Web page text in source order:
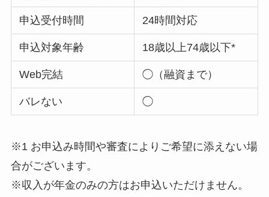
申込受付時間 24時間対応
申込対象年齢 18歳以上74歳以下*
Web完結 ◯（融資まで）
バレない ◯
※1 お申込み時間や審査によりご希望に添えない場
合がございます。
※収入が年金のみの方はお申込いただけません。